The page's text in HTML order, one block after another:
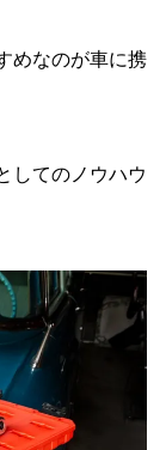
めなのが車に携
してのノウハウ